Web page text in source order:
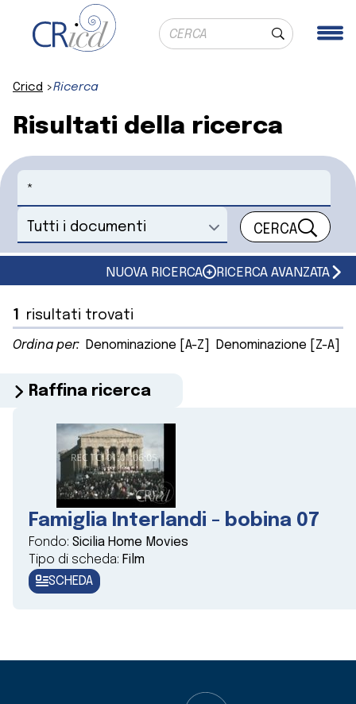
Ricerca globale
Cerca
Cricd Ricerca
Risultati della ricerca
Cerca
Seleziona un documento CERCA
NUOVA RICERCA RICERCA AVANZATA
1 risultati trovati
Ordina per: Denominazione [A-Z] Denominazione [Z-A]
Raffina ricerca
Famiglia Interlandi - bobina 07
Fondo: Sicilia Home Movies
Tipo di scheda: Film
SCHEDA